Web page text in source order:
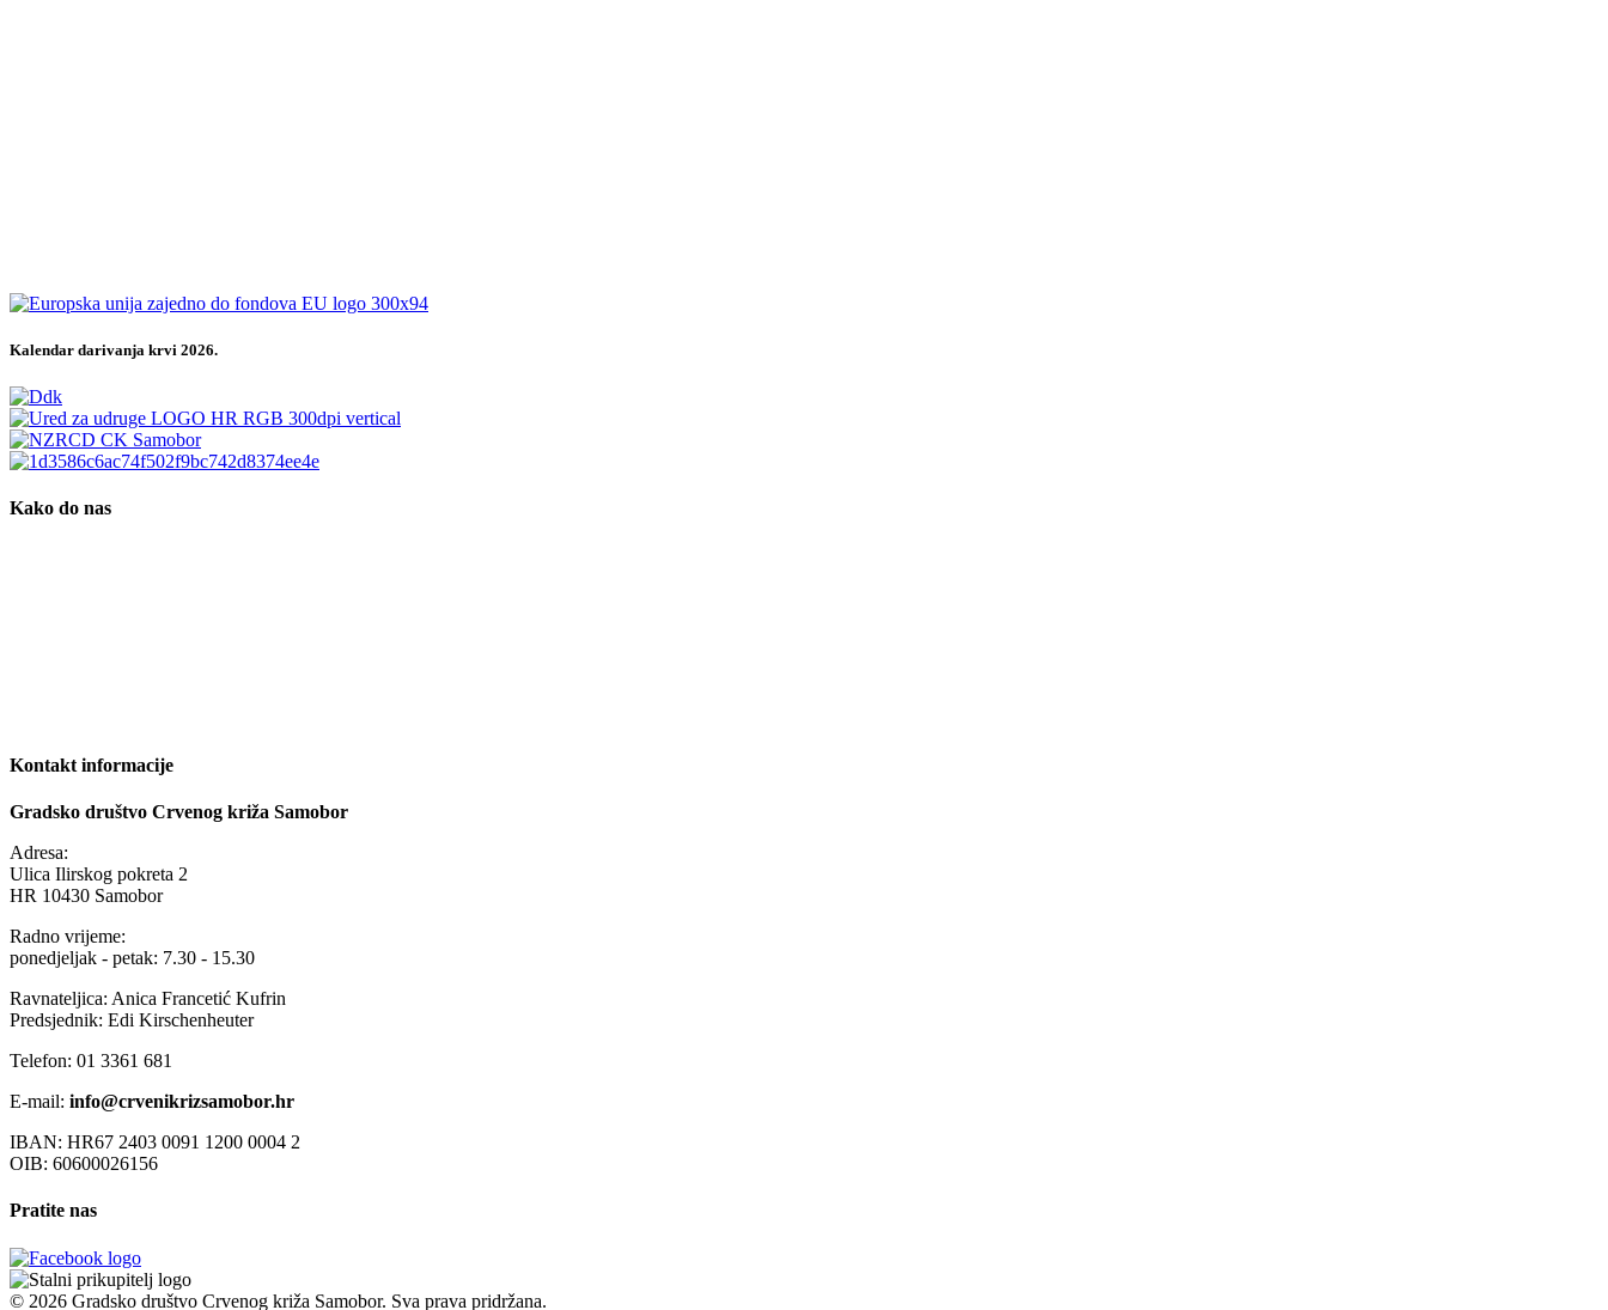
Kalendar darivanja krvi 2026.
Kako do nas
Kontakt informacije
Gradsko društvo Crvenog križa Samobor
Adresa:
Ulica Ilirskog pokreta 2
HR 10430 Samobor
Radno vrijeme:
ponedjeljak - petak: 7.30 - 15.30
Ravnateljica: Anica Francetić Kufrin
Predsjednik: Edi Kirschenheuter
Telefon: 01 3361 681
E-mail: info@crvenikrizsamobor.hr
IBAN: HR67 2403 0091 1200 0004 2
OIB: 60600026156
Pratite nas
© 2026 Gradsko društvo Crvenog križa Samobor. Sva prava pridržana.